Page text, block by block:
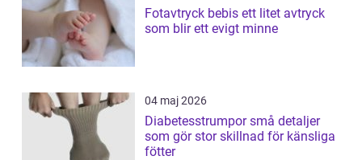
Fotavtryck bebis ett litet avtryck
som blir ett evigt minne
04 maj 2026
Diabetesstrumpor små detaljer
som gör stor skillnad för känsliga
fötter